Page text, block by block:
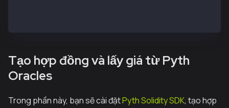
Tạo hợp đồng và lấy giá từ Pyth
Oracles
Trong phần này, bạn sẽ cài đặtPyth Solidity SDK, tạo hợp